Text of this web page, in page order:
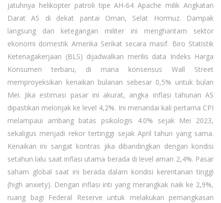
jatuhnya helikopter patroli tipe AH-64 Apache milik Angkatan
Darat AS di dekat pantai Oman, Selat Hormuz. Dampak
langsung dari ketegangan militer ini menghantam sektor
ekonomi domestik Amerika Serikat secara masif. Biro Statistik
Ketenagakerjaan (BLS) dijadwalkan merilis data Indeks Harga
Konsumen terbaru, di mana konsensus Wall Street
memproyeksikan kenaikan bulanan sebesar 0,5% untuk bulan
Mei. Jika estimasi pasar ini akurat, angka inflasi tahunan AS
dipastikan melonjak ke level 4,2%. Ini menandai kali pertama CPI
melampaui ambang batas psikologis 4.0% sejak Mei 2023,
sekaligus menjadi rekor tertinggi sejak April tahun yang sama.
Kenaikan ini sangat kontras jika dibandingkan dengan kondisi
setahun lalu saat inflasi utama berada di level aman 2,4%. Pasar
saham global saat ini berada dalam kondisi kerentanan tinggi
(high anxiety). Dengan inflasi inti yang merangkak naik ke 2,9%,
ruang bagi Federal Reserve untuk melakukan pemangkasan